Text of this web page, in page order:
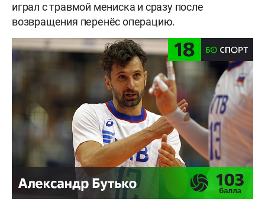
играл с травмой мениска и сразу после
возвращения перенёс операцию.